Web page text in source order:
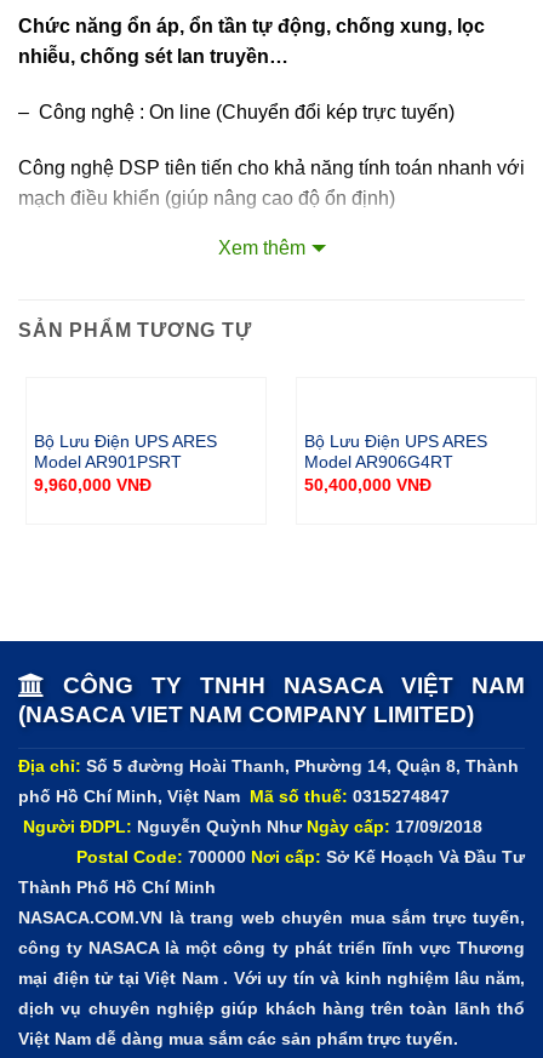
Chức năng ổn áp, ổn tần tự động, chống xung, lọc
nhiễu, chống sét lan truyền…
– Công nghệ : On line (Chuyển đổi kép trực tuyến)
Công nghệ DSP tiên tiến cho khả năng tính toán nhanh với
mạch điều khiển (giúp nâng cao độ ổn định)
– Cổng USB kết nối phần mềm quản lý và theo dõi hoạt
– Công suất: 1kVA/0.9kW
– Nguồn điện vào: 220V (110V ~ 300Vac)
– Tần số nguồn ra: 50/60Hz ± 0.1Hz
– Dạng sóng: Sóng Sine chuẩn
– Độ méo hài: ≤ 2% (tải tuyến tính); ≤ 5% (tải phi tuyến)
– Thời gian chuyển mạch: 0ms
– Thời gian lưu điện: 16 phút 50% tải
– Cổng kết nối điện ra: 3 ổ cắm Universal
Xem thêm
SẢN PHẨM TƯƠNG TỰ
Bộ Lưu Điện UPS ARES
Model AR901PSRT
9,960,000 VNĐ
Bộ Lưu Điện UPS ARES
Model AR906G4RT
50,400,000 VNĐ
CÔNG TY TNHH NASACA VIỆT NAM
(NASACA VIET NAM COMPANY LIMITED)
Địa chỉ: Số 5 đường Hoài Thanh, Phường 14, Quận 8, Thành
phố Hồ Chí Minh, Việt Nam Mã số thuế: 0315274847
Người ĐDPL: Nguyễn Quỳnh Như Ngày cấp: 17/09/2018
Postal Code: 700000 Nơi cấp: Sở Kế Hoạch Và Đầu Tư
Thành Phố Hồ Chí Minh
NASACA.COM.VN là trang web chuyên mua sắm trực tuyến,
công ty NASACA là một công ty phát triển lĩnh vực Thương
mại điện tử tại Việt Nam . Với uy tín và kinh nghiệm lâu năm,
dịch vụ chuyên nghiệp giúp khách hàng trên toàn lãnh thổ
Việt Nam dễ dàng mua sắm các sản phẩm trực tuyến.